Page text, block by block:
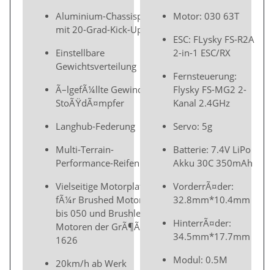
Aluminium-Chassisplatte
mit 20-Grad-Kick-Up
Einstellbare
Gewichtsverteilung
Ã–lgefÃ¼llte Gewinde-
StoÃŸdÃ¤mpfer
Langhub-Federung
Multi-Terrain-
Performance-Reifen
Vielseitige Motorplatte
fÃ¼r Brushed Motoren
bis 050 und Brushless
Motoren der GrÃ¶ÃŸe
1626
20km/h ab Werk
Motor: 030 63T
ESC: FLysky FS-R2A
2-in-1 ESC/RX
Fernsteuerung:
Flysky FS-MG2 2-
Kanal 2.4GHz
Servo: 5g
Batterie: 7.4V LiPo
Akku 30C 350mAh
VorderrÃ¤der:
32.8mm*10.4mm
HinterrÃ¤der:
34.5mm*17.7mm
Modul: 0.5M